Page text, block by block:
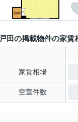
戸田の掲載物件の家賃
家賃相場
空室件数